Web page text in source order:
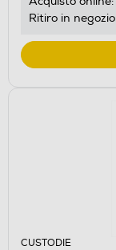
Ritiro in
CUSTODIE